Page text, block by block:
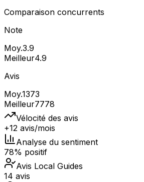
Comparaison concurrents
Note
Moy.3.9
Meilleur4.9
Avis
Moy.1373
Meilleur7778
Vélocité des avis
+12 avis/mois
Analyse du sentiment
78% positif
Avis Local Guides
14 avis